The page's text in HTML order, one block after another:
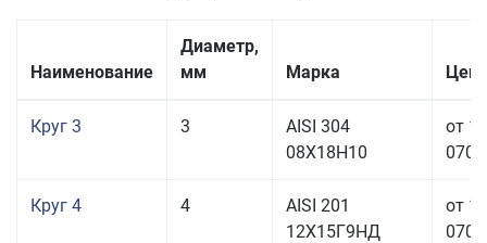
Наименование
Диаметр,
мм
Марка
Круг 3 3
AISI 304
08Х18Н10
от
Круг 4 4
AISI 201
12Х15Г9НД
от